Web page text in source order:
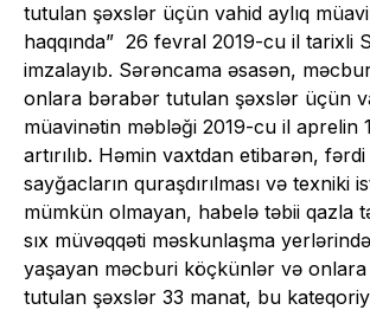
tutulan şəxslər üçün vahid aylıq
haqqında” 26 fevral 2019-cu il tarixli
imzalayıb. Sərəncama əsasən,
onlara bərabər tutulan şəxslər üçün
müavinətin məbləği 2019-cu il aprelin
artırılıb. Həmin vaxtdan etibarən,
sayğacların quraşdırılması və texniki
mümkün olmayan, habelə təbii qazla
sıx müvəqqəti məskunlaşma
yaşayan məcburi köçkünlər və
tutulan şəxslər 33 manat, bu